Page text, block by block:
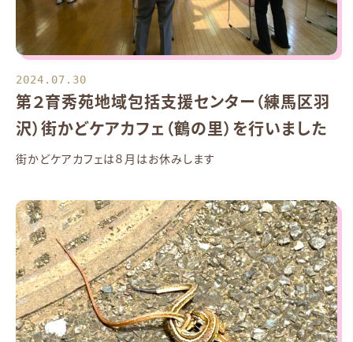
2024.07.30
第２育秀苑地域包括支援センター（練馬区羽
沢）街かどケアカフェ（鶴の里）を行いました
街かどケアカフェは８月はお休みします